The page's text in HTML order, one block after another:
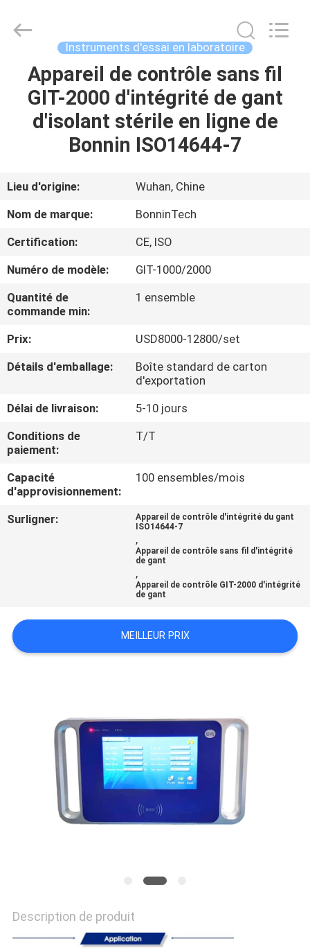
MAISON
PRODUITS
AU
DE
NOUS
VISITE
D'USINE
DE
QUALITÉ
CONTACTEZ-
NOUS
PLAN
PRIVACY
POLICY
synthèse
Copyright
Developed
Instruments d'essai en laboratoire
Appareil de contrôle sans fil
GIT-2000 d'intégrité de gant
d'isolant stérile en ligne de
Bonnin ISO14644-7
Lieu d'origine:
Wuhan, Chine
Nom de marque:
BonninTech
Certification:
CE, ISO
Numéro de modèle:
GIT-1000/2000
Quantité de
commande min:
1 ensemble
Prix:
USD8000-12800/set
Détails d'emballage:
Boîte standard de carton
d'exportation
Délai de livraison:
5-10 jours
Conditions de
paiement:
T/T
Capacité
d'approvisionnement:
100 ensembles/mois
Surligner:
Appareil de contrôle d'intégrité du gant
ISO14644-7
,
Appareil de contrôle sans fil d'intégrité
de gant
,
Appareil de contrôle GIT-2000 d'intégrité
de gant
MEILLEUR PRIX
Description de produit